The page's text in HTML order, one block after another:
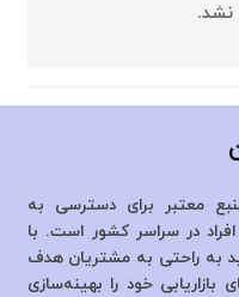
نشد.
معتبر برای دسترسی به
در سراسر کشور است. با
به راحتی به مشتریان هدف
خود را بهینه‌سازی